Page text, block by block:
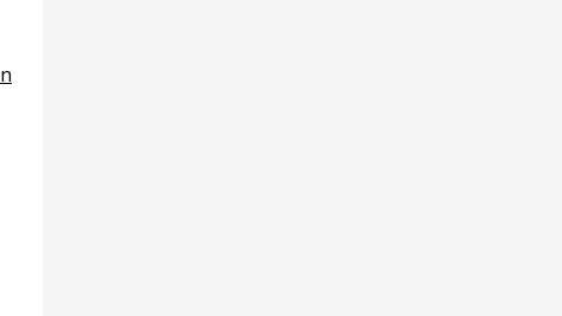
op gezin en context
bij baby’s onder de 6 maanden
bij kinderen (vanaf 6 maanden tot ongeveer 4 jaar)